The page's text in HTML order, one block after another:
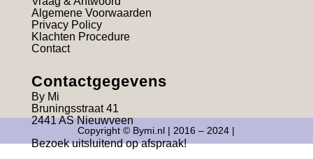
Algemene Voorwaarden
Privacy Policy
Klachten Procedure
Contact
Contactgegevens
By Mi
Bruningsstraat 41
2441 AS Nieuwveen
Bezoek uitsluitend op afspraak!
Copyright © Bymi.nl | 2016 – 2024 |